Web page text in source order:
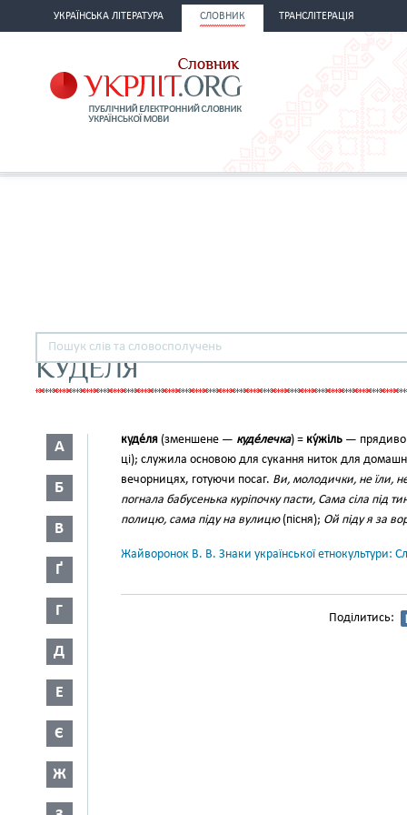
УКРАЇНСЬКА ЛІТЕРАТУРА СЛОВНИК ТРАНСЛІТЕРАЦІЯ
КУДЕЛЯ
А
Б
В
Ґ
Г
Д
Е
Є
Ж
куде́ля (зменшене — куде́лечка) = ку́жіль — прядиво
ці); служила основою для сукання ниток для
ве­чорницях, готуючи посаг. Ви, мо­лодички, не їли,
погнала бабусенька куріпочку пасти, Сама сіла під
полицю, сама піду на вулицю(пісня); Ой піду я за
Жайворонок В. В. Знаки української етнокультури:
Поділитись: